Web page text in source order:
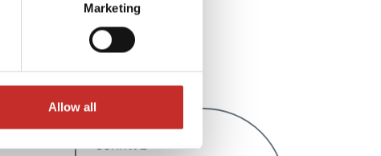
Marketing
Allow all
Sie damit
Schritt 2